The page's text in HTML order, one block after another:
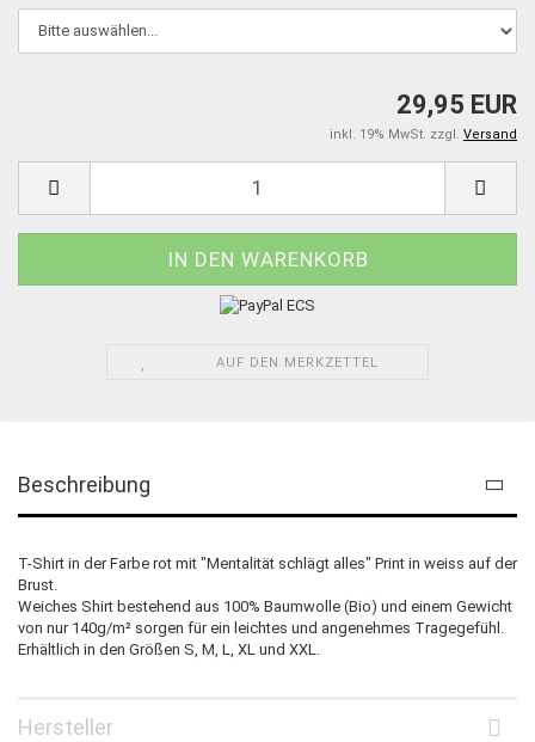
29,95 EUR
inkl. 19% MwSt. zzgl. Versand
AUF DEN MERKZETTEL
Beschreibung
T-Shirt in der Farbe rot mit "Mentalität schlägt alles" Print in weiss auf der
Brust.
Weiches Shirt bestehend aus 100% Baumwolle (Bio) und einem Gewicht
von nur 140g/m² sorgen für ein leichtes und angenehmes Tragegefühl.
Erhältlich in den Größen S, M, L, XL und XXL.
Hersteller